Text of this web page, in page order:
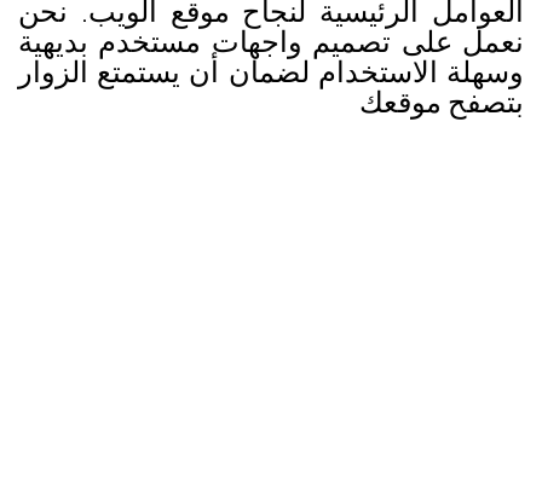
العوامل الرئيسية لنجاح موقع الويب. نحن
نعمل على تصميم واجهات مستخدم بديهية
وسهلة الاستخدام لضمان أن يستمتع الزوار
بتصفح موقعك